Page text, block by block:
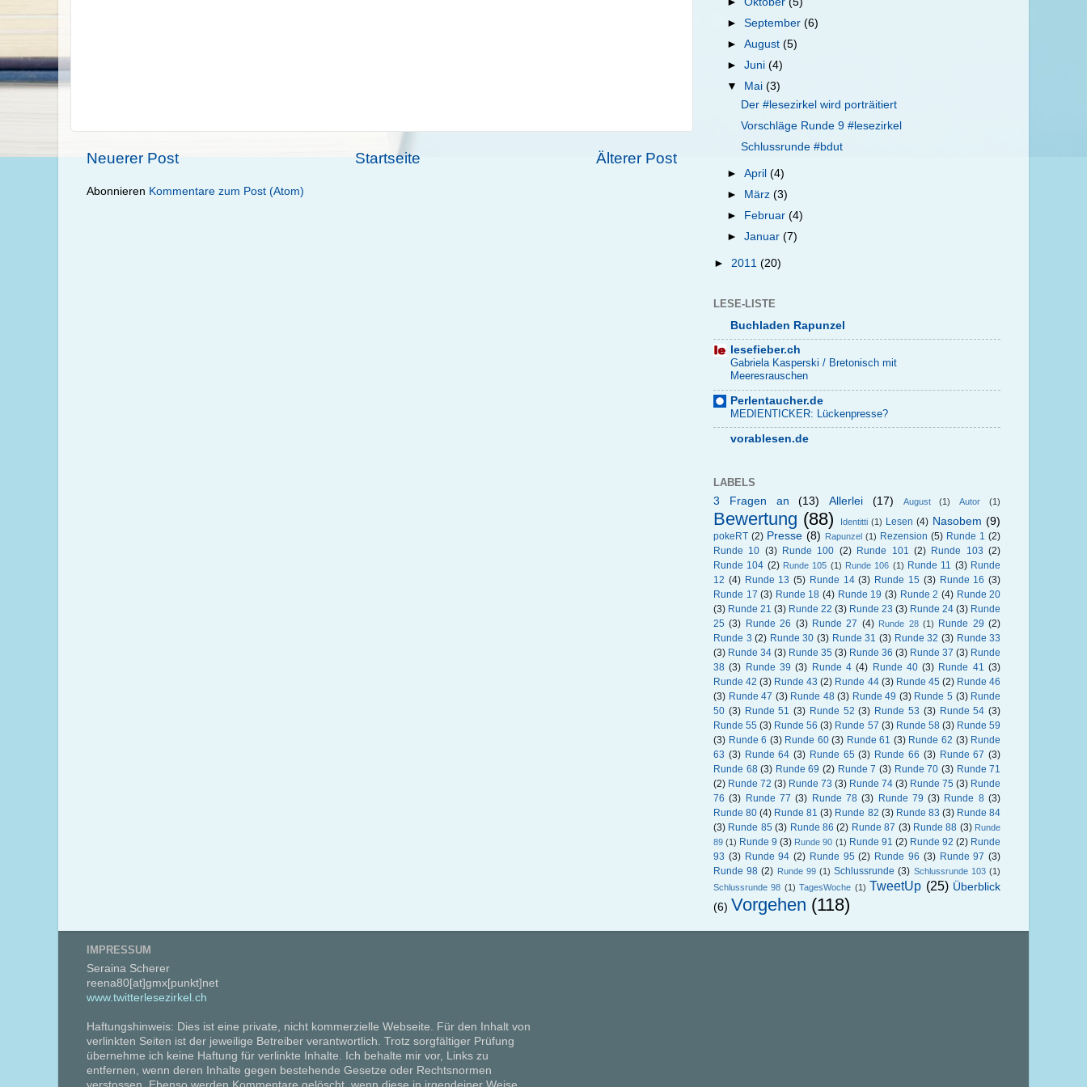
Neuerer Post Älterer Post
Startseite
Abonnieren Kommentare zum Post (Atom)
►September(6)
►August(5)
►Juni(4)
▼
Mai(3)
Der #lesezirkel wird porträitiert
Vorschläge Runde 9 #lesezirkel
Schlussrunde #bdut
►April(4)
►
März(3)
►
Februar(4)
►Januar(7)
► 2011 (20)
LESE-LISTE
Buchladen Rapunzel
lesefieber.ch
Gabriela Kasperski / Bretonisch mit
Meeresrauschen
Perlentaucher.de
MEDIENTICKER: Lückenpresse?
vorablesen.de
LABELS
3 Fragen an
(13) Allerlei (17) August (1) Autor (1)
Bewertung (88) Identitti (1) Lesen (4) Nasobem (9)
pokeRT (2) Presse (8) Rapunzel (1) Rezension (5) Runde 1 (2)
Runde 10 (3) Runde 100 (2) Runde 101 (2) Runde 103 (2)
Runde 104 (2) Runde 105 (1) Runde 106 (1) Runde 11 (3) Runde
12 (4) Runde 13 (5) Runde 14 (3) Runde 15 (3) Runde 16 (3)
Runde 17 (3) Runde 18 (4) Runde 19 (3) Runde 2 (4) Runde 20
(3) Runde 21 (3) Runde 22 (3) Runde 23 (3) Runde 24 (3) Runde
25 (3) Runde 26 (3) Runde 27 (4) Runde 28 (1) Runde 29 (2)
Runde 3 (2) Runde 30 (3) Runde 31 (3) Runde 32 (3) Runde 33
(3) Runde 34 (3) Runde 35 (3) Runde 36 (3) Runde 37 (3) Runde
38 (3) Runde 39 (3) Runde 4 (4) Runde 40 (3) Runde 41 (3)
Runde 42 (3) Runde 43 (2) Runde 44 (3) Runde 45 (2) Runde 46
(3) Runde 47 (3) Runde 48 (3) Runde 49 (3) Runde 5 (3) Runde
50 (3) Runde 51 (3) Runde 52 (3) Runde 53 (3) Runde 54 (3)
Runde 55 (3) Runde 56 (3) Runde 57 (3) Runde 58 (3) Runde 59
(3) Runde 6 (3) Runde 60 (3) Runde 61 (3) Runde 62 (3) Runde
63 (3) Runde 64 (3) Runde 65 (3) Runde 66 (3) Runde 67 (3)
Runde 68 (3) Runde 69 (2) Runde 7 (3) Runde 70 (3) Runde 71
(2) Runde 72 (3) Runde 73 (3) Runde 74 (3) Runde 75 (3) Runde
76 (3) Runde 77 (3) Runde 78 (3) Runde 79 (3) Runde 8 (3)
Runde 80 (4) Runde 81 (3) Runde 82 (3) Runde 83 (3) Runde 84
(3) Runde 85 (3) Runde 86 (2) Runde 87 (3) Runde 88 (3) Runde
89 (1) Runde 9 (3) Runde 90 (1) Runde 91 (2) Runde 92 (2) Runde
93 (3) Runde 94 (2) Runde 95 (2) Runde 96 (3) Runde 97 (3)
Runde 98 (2) Runde 99 (1) Schlussrunde (3) Schlussrunde 103 (1)
Schlussrunde 98 (1) TagesWoche (1) TweetUp (25) Überblick
(6) Vorgehen (118)
IMPRESSUM
Seraina Scherer
reena80[at]gmx[punkt]net
www.twitterlesezirkel.ch
Haftungshinweis: Dies ist eine private, nicht kommerzielle Webseite. Für den Inhalt von
verlinkten Seiten ist der jeweilige Betreiber verantwortlich. Trotz sorgfältiger Prüfung
übernehme ich keine Haftung für verlinkte Inhalte. Ich behalte mir vor, Links zu
entfernen, wenn deren Inhalte gegen bestehende Gesetze oder Rechtsnormen